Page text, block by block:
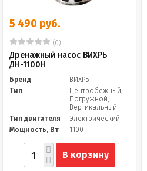
5 490 руб.
(0)
Дренажный насос ВИХРЬ
ДН-1100Н
Бренд
ВИХРЬ
Тип
Центробежный,
Погружной,
Вертикальный
Тип двигателя
Электрический
Мощность, Вт
1100
В корзину